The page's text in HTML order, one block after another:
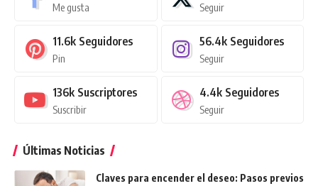
Me gusta Seguir
11.6k Seguidores
Pin
56.4k Seguidores
Seguir
136k Suscriptores
Suscribir
4.4k Seguidores
Seguir
Últimas Noticias
Claves para encender el deseo: Pasos previos